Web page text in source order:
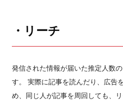
・リーチ
発信された情報が届いた推定人数
す。 実際に記事を読んだり、広告
め、同じ人が記事を周回しても、